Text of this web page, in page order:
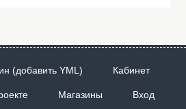
(добавить YML) Кабинет
Магазины Вход